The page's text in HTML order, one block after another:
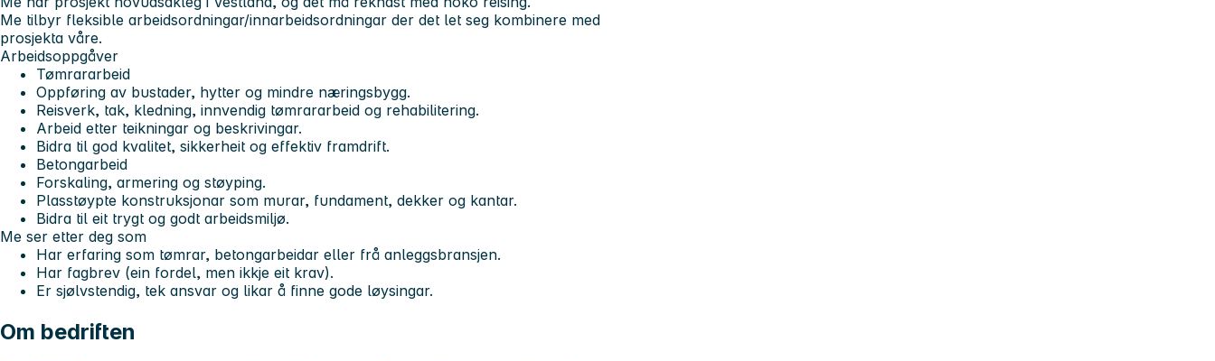
Me tilbyr fleksible arbeidsordningar/innarbeidsordningar der det let seg kombinere med
prosjekta våre.
Arbeidsoppgåver
Tømrararbeid
Oppføring av bustader, hytter og mindre næringsbygg.
Reisverk, tak, kledning, innvendig tømrararbeid og rehabilitering.
Arbeid etter teikningar og beskrivingar.
Bidra til god kvalitet, sikkerheit og effektiv framdrift.
Betongarbeid
Forskaling, armering og støyping.
Plasstøypte konstruksjonar som murar, fundament, dekker og kantar.
Bidra til eit trygt og godt arbeidsmiljø.
Me ser etter deg som
Har erfaring som tømrar, betongarbeidar eller frå anleggsbransjen.
Har fagbrev (ein fordel, men ikkje eit krav).
Er sjølvstendig, tek ansvar og likar å finne gode løysingar.
Om bedriften